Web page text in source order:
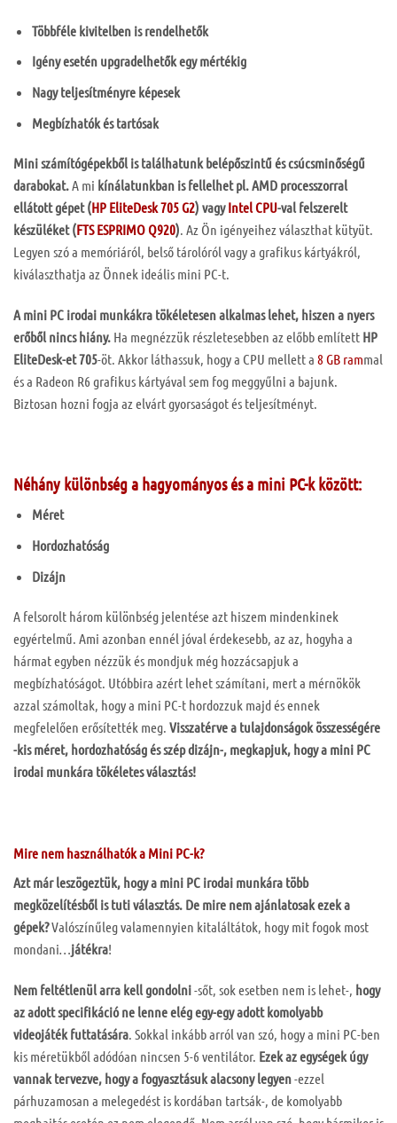
Többféle kivitelben is rendelhetők
Igény esetén upgradelhetők egy mértékig
Nagy teljesítményre képesek
Megbízhatók és tartósak
Mini számítógépekből is találhatunk belépőszintű és csúcsminőségű
darabokat.A mi kínálatunkban is fellelhet pl. AMD processzorral
ellátott gépet (HP EliteDesk 705 G2) vagyIntel CPU-val felszerelt
készüléket (FTS ESPRIMO Q920). Az Ön igényeihez választhat kütyüt.
Legyen szó a memóriáról, belső tárolóról vagy a grafikus kártyákról,
kiválaszthatja az Önnek ideális mini PC-t.
A mini PC irodai munkákra tökéletesen alkalmas lehet, hiszen a nyers
erőből nincs hiány. Ha megnézzük részletesebben az előbb említett HP
EliteDesk-et 705-öt. Akkor láthassuk, hogy a CPU mellett a 8 GB rammal
és a Radeon R6 grafikus kártyával sem fog meggyűlni a bajunk.
Biztosan hozni fogja az elvárt gyorsaságot és teljesítményt.
Néhány különbség a hagyományos és a mini PC-k között:
Méret
Hordozhatóság
Dizájn
A felsorolt három különbség jelentése azt hiszem mindenkinek
egyértelmű. Ami azonban ennél jóval érdekesebb, az az, hogyha a
hármat egyben nézzük és mondjuk még hozzácsapjuk a
megbízhatóságot. Utóbbira azért lehet számítani, mert a mérnökök
azzal számoltak, hogy a mini PC-t hordozzuk majd és ennek
megfelelően erősítették meg. Visszatérve a tulajdonságok összességére
-kis méret, hordozhatóság és szép dizájn-, megkapjuk, hogy a mini PC
irodai munkára tökéletes választás!
Mire nem használhatók a Mini PC-k?
Azt már leszögeztük, hogy a mini PC irodai munkára több
megközelítésből is tuti választás. De mire nem ajánlatosak ezek a
gépek?Valószínűleg valamennyien kitaláltátok, hogy mit fogok most
mondani…játékra!
Nem feltétlenül arra kell gondolni-sőt, sok esetben nem is lehet-, hogy
az adott specifikáció ne lenne elég egy-egy adott komolyabb
videojáték futtatására . Sokkal inkább arról van szó, hogy a mini PC-ben
kis méretükből adódóan nincsen 5-6 ventilátor. Ezek az egységek úgy
vannak tervezve, hogy a fogyasztásuk alacsony legyen-ezzel
párhuzamosan a melegedést is kordában tartsák-, de komolyabb